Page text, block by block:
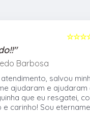
Barbosa
salvou
ajudaram e ajudaram
que eu resgatei,
e carinho! Sou